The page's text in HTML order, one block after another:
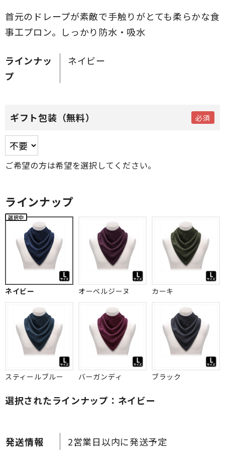
首元のドレープが素敵で手触りがとても柔らかな食
事工プロン。しっかり防水・吸水
ラインナッ
プ
ネイビー
2営業日以内に発送予定
ギフト包装（無料）
ご希望の方は希望を選択してください。
ラインナップ
ネイビー オーベルジーヌ カーキ
スティールブルー バーガンディ ブラック
選択されたラインナップ：ネイビー